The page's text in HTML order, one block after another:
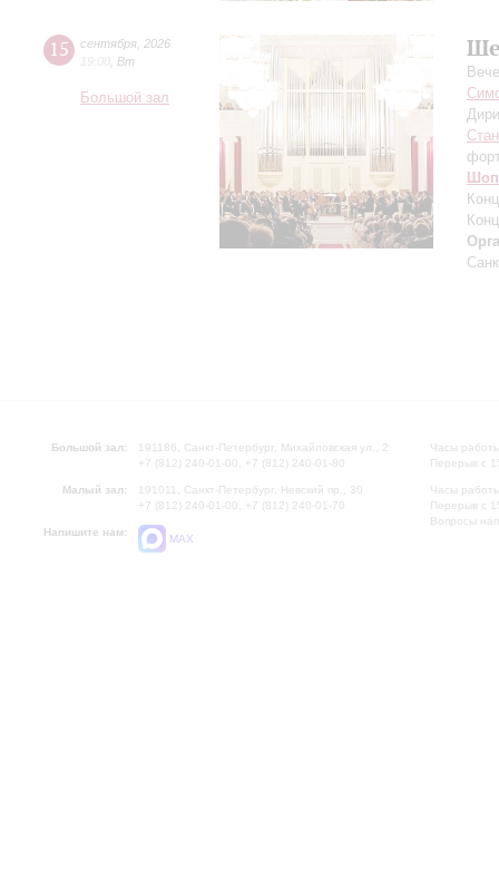
15 сентября 2026
19:00 Вт
Большой зал
Большой зал:
191186, Санкт-Петербург, Михайловская ул., 2
+7 (812) 240-01-00, +7 (812) 240-01-80
Малый зал:
191011, Санкт-Петербург, Невский пр., 30
+7 (812) 240-01-00, +7 (812) 240-01-70
Напишите нам:
MAX
Часы
Перерыв с
Часы
Перерыв с
Вопросы